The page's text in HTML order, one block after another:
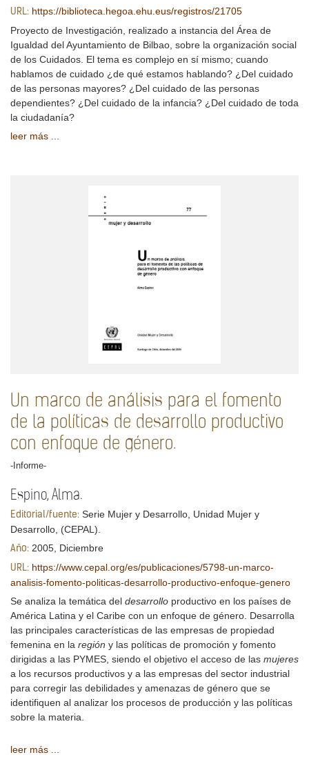
URL: https://biblioteca.hegoa.ehu.eus/registros/21705
Proyecto de Investigación, realizado a instancia del Área de
Igualdad del Ayuntamiento de Bilbao, sobre la organización social
de los Cuidados. El tema es complejo en sí mismo; cuando
hablamos de cuidado ¿de qué estamos hablando? ¿Del cuidado
de las personas mayores? ¿Del cuidado de las personas
dependientes? ¿Del cuidado de la infancia? ¿Del cuidado de toda
la ciudadanía?
leer más ...
Un marco de análisis para el fomento
de la políticas de desarrollo productivo
con enfoque de género.
-Informe-
Espino, Alma.
Editorial/fuente: Serie Mujer y Desarrollo, Unidad Mujer y
Desarrollo, (CEPAL).
Año: 2005, Diciembre
URL: https://www.cepal.org/es/publicaciones/5798-un-marco-
analisis-fomento-politicas-desarrollo-productivo-enfoque-genero
Se analiza la temática del desarrollo productivo en los países de
América Latina y el Caribe con un enfoque de género. Desarrolla
las principales características de las empresas de propiedad
femenina en la región y las políticas de promoción y fomento
dirigidas a las PYMES, siendo el objetivo el acceso de las mujeres
a los recursos productivos y a las empresas del sector industrial
para corregir las debilidades y amenazas de género que se
identifiquen al analizar los procesos de producción y las políticas
sobre la materia.
leer más ...